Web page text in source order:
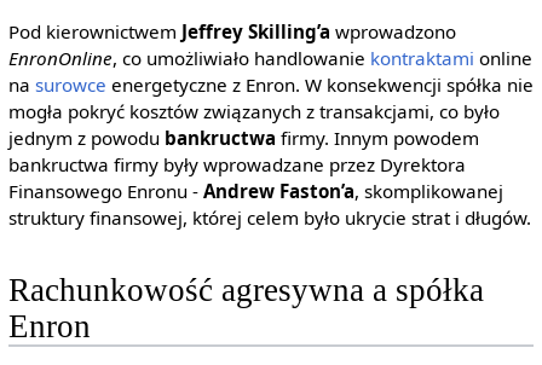
Pod kierownictwem Jeffrey Skilling’a wprowadzono
EnronOnline, co umożliwiało handlowanie kontraktami online
na surowce energetyczne z Enron. W konsekwencji spółka nie
mogła pokryć kosztów związanych z transakcjami, co było
jednym z powodu bankructwa firmy. Innym powodem
bankructwa firmy były wprowadzane przez Dyrektora
Finansowego Enronu - Andrew Faston’a, skomplikowanej
struktury finansowej, której celem było ukrycie strat i długów.
Rachunkowość agresywna a spółka
Enron